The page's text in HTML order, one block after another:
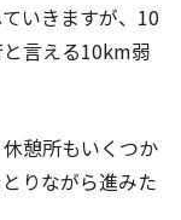
いきますが、10
言える10km弱
憩所もいくつか
りながら進みた